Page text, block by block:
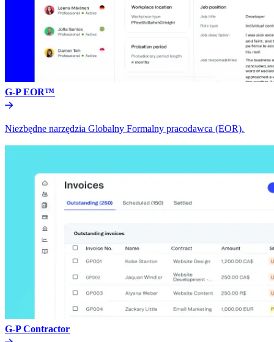
G-P EOR™​​
Niezbędne narzędzia Globalny Formalny pracodawca (EOR).​​
G-P Contractor​​